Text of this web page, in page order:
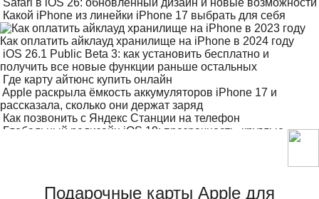
Какой iPhone из линейки iPhone 17 выбрать для себя
Как оплатить айклауд хранилище на iPhone в 2024 году
iOS 26.1 Public Beta 3: как установить бесплатно и
получить все новые функции раньше остальных
Где карту айтюнс купить онлайн
Apple раскрыла ёмкость аккумуляторов iPhone 17 и
рассказала, сколько они держат заряд
Как позвонить с Яндекс Станции на телефон
Глобальный редизайн iOS 19: прозрачность, круглые
Подарочные карты Apple для